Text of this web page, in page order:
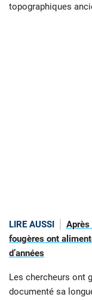
topographiques
LIRE AUSSI
Après
fougères ont
d’années
Les chercheurs ont
documenté sa